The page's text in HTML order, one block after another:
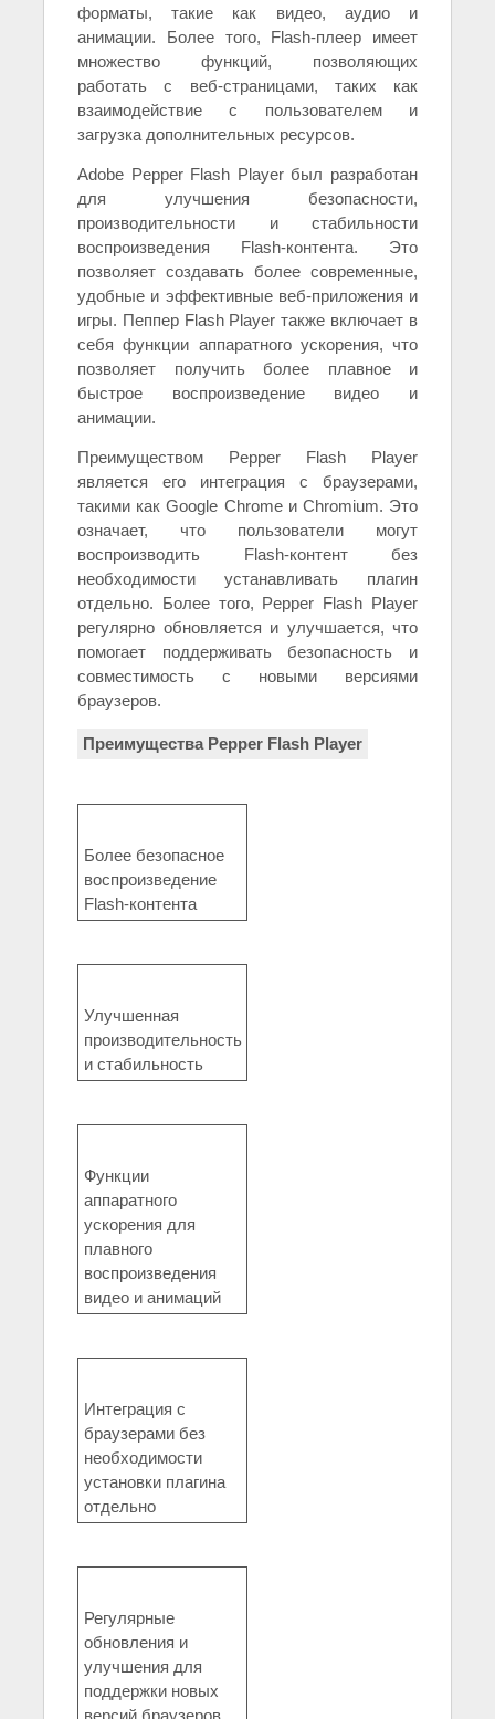
форматы, такие как видео, аудио и
анимации. Более того, Flash-плеер имеет
множество функций, позволяющих
работать с веб-страницами, таких как
взаимодействие с пользователем и
загрузка дополнительных ресурсов.
Adobe Pepper Flash Player был разработан
для улучшения безопасности,
производительности и стабильности
воспроизведения Flash-контента. Это
позволяет создавать более современные,
удобные и эффективные веб-приложения и
игры. Пеппер Flash Player также включает в
себя функции аппаратного ускорения, что
позволяет получить более плавное и
быстрое воспроизведение видео и
анимации.
Преимуществом Pepper Flash Player
является его интеграция с браузерами,
такими как Google Chrome и Chromium. Это
означает, что пользователи могут
воспроизводить Flash-контент без
необходимости устанавливать плагин
отдельно. Более того, Pepper Flash Player
регулярно обновляется и улучшается, что
помогает поддерживать безопасность и
совместимость с новыми версиями
браузеров.
Преимущества Pepper Flash Player
Более безопасное
воспроизведение
Flash-контента
Улучшенная
производительность
и стабильность
Функции
аппаратного
ускорения для
плавного
воспроизведения
видео и анимаций
Интеграция с
браузерами без
необходимости
установки плагина
отдельно
Регулярные
обновления и
улучшения для
поддержки новых
версий браузеров